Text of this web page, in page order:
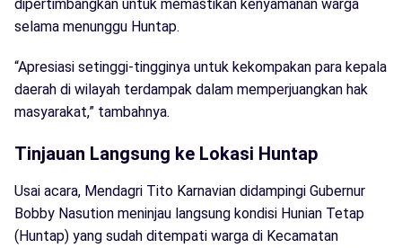
dipertimbangkan untuk memastikan kenyamanan warga
selama menunggu Huntap.
“Apresiasi setinggi-tingginya untuk kekompakan para kepala
daerah di wilayah terdampak dalam memperjuangkan hak
masyarakat,” tambahnya.
Tinjauan Langsung ke Lokasi Huntap
Usai acara, Mendagri Tito Karnavian didampingi Gubernur
Bobby Nasution meninjau langsung kondisi Hunian Tetap
(Huntap) yang sudah ditempati warga di Kecamatan